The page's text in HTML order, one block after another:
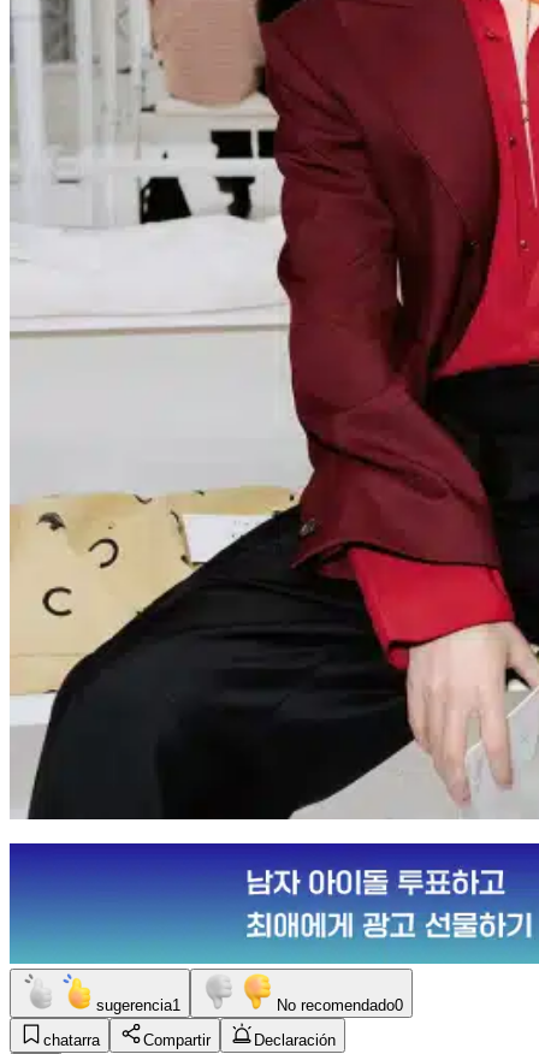
sugerencia1 No recomendado0
chatarra
Compartir
Declaración